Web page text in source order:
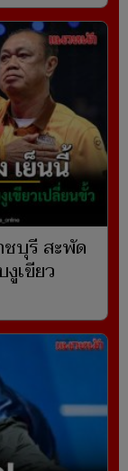
บุรี สะพัด
เขียว